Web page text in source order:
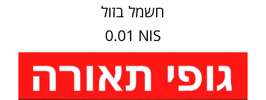
חשמל בזול
0.01 NIS